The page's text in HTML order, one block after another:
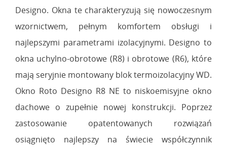
Designo. Okna te charakteryzują się nowoczesnym
wzornictwem, pełnym komfortem obsługi i
najlepszymi parametrami izolacyjnymi. Designo to
okna uchylno-obrotowe (R8) i obrotowe (R6), które
mają seryjnie montowany blok termoizolacyjny WD.
Okno Roto Designo R8 NE to niskoemisyjne okno
dachowe o zupełnie nowej konstrukcji. Poprzez
zastosowanie opatentowanych rozwiązań
osiągnięto najlepszy na świecie współczynnik